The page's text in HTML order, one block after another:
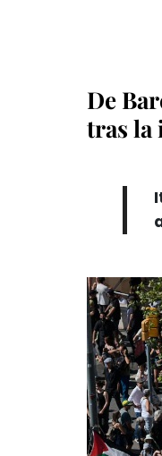
De
tras la